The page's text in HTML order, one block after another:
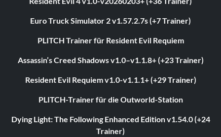
Euro Truck Simulator 2 v1.57.2.7s (+7 Trainer)
PLITCH Trainer für Resident Evil Requiem
Assassin’s Creed Shadows v1.0–v1.1.8+ (+23 Trainer)
Resident Evil Requiem v1.0-v1.1.1+ (+29 Trainer)
PLITCH-Trainer für die Outworld-Station
Dying Light: The Following Enhanced Edition v1.54.0 (+24
Trainer)